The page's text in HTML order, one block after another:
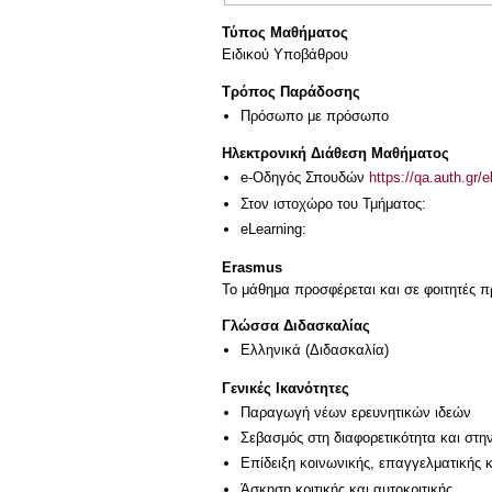
Τύπος Μαθήματος
Ειδικού Υποβάθρου
Τρόπος Παράδοσης
Πρόσωπο με πρόσωπο
Ηλεκτρονική Διάθεση Μαθήματος
e-Οδηγός Σπουδών https://qa.auth.gr/
Στον ιστοχώρο του Τμήματος:
eLearning:
Erasmus
Το μάθημα προσφέρεται και σε φοιτητές
Γλώσσα Διδασκαλίας
Ελληνικά (Διδασκαλία)
Γενικές Ικανότητες
Παραγωγή νέων ερευνητικών ιδεών
Σεβασμός στη διαφορετικότητα και
Επίδειξη κοινωνικής,